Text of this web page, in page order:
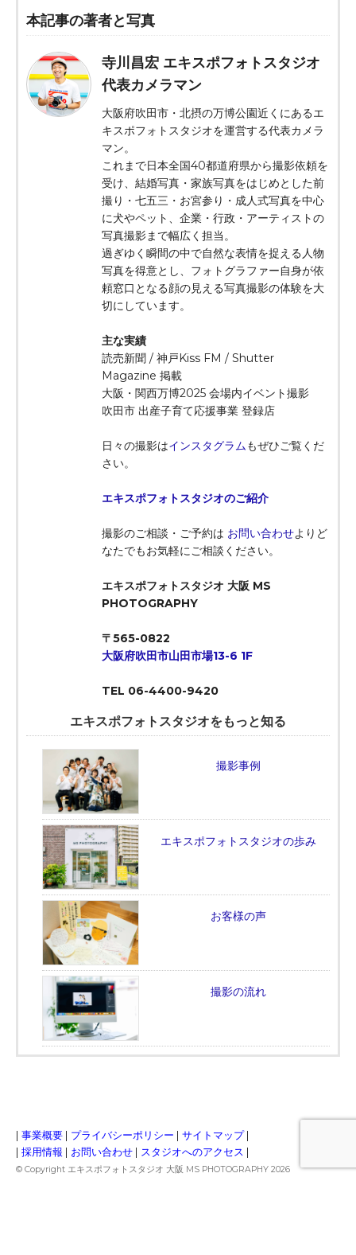
本記事の著者と写真
寺川昌宏 エキスポフォトスタジオ
代表カメラマン
大阪府吹田市・北摂の万博公園近くにあるエ
キスポフォトスタジオを運営する代表カメラ
マン。
これまで日本全国40都道府県から撮影依頼を
受け、結婚写真・家族写真をはじめとした前
撮り・七五三・お宮参り・成人式写真を中心
に犬やペット、企業・行政・アーティストの
写真撮影まで幅広く担当。
過ぎゆく瞬間の中で自然な表情を捉える人物
写真を得意とし、フォトグラファー自身が依
頼窓口となる顔の見える写真撮影の体験を大
切にしています。
主な実績
読売新聞 / 神戸Kiss FM / Shutter
Magazine 掲載
大阪・関西万博2025 会場内イベント撮影
吹田市 出産子育て応援事業 登録店
日々の撮影はインスタグラムもぜひご覧くだ
さい。
エキスポフォトスタジオのご紹介
撮影のご相談・ご予約は お問い合わせよりど
なたでもお気軽にご相談ください。
エキスポフォトスタジオ 大阪 MS
PHOTOGRAPHY
〒565-0822
大阪府吹田市山田市場13-6 1F
TEL 06-4400-9420
エキスポフォトスタジオをもっと知る
撮影事例
エキスポフォトスタジオの歩み
お客様の声
撮影の流れ
| 事業概要 | プライバシーポリシー | サイトマップ|
| 採用情報 | お問い合わせ | スタジオへのアクセス |
© Copyright エキスポフォトスタジオ 大阪 MS PHOTOGRAPHY 2026